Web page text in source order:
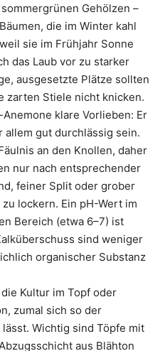
Gehölzen –
die im Winter kahl
sie im Frühjahr Sonne
das Laub vor zu starker
ausgesetzte Plätze sollten
zarten Stiele nicht knicken.
klare Vorlieben: Er
allem gut durchlässig sein.
an den Knollen, daher
nur nach entsprechender
feiner Split oder grober
lockern. Ein pH-Wert im
Bereich (etwa 6–7) ist
sind weniger
organischer Substanz
Kultur im Topf oder
zumal sich so der
Wichtig sind Töpfe mit
aus Blähton